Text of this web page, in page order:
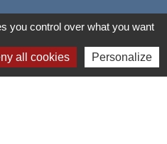
you control over what you want
all cookies Personalize